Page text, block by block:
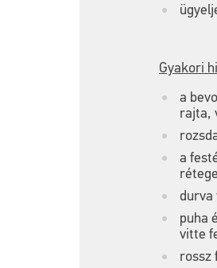
Gyakori
a
rajta,
a
durva
puha
vitte
rossz